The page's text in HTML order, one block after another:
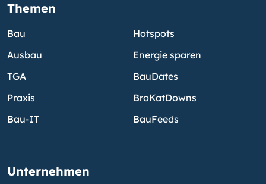
Themen
Bau
Ausbau
TGA
Praxis
Bau-IT
Hotspots
Energie sparen
BauDates
BroKatDowns
BauFeeds
Unternehmen